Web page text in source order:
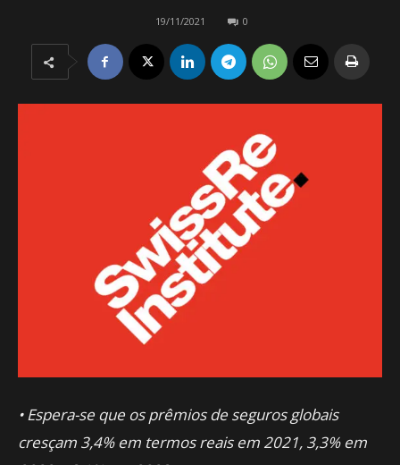
19/11/2021 0
• Espera-se que os prêmios de seguros globais
cresçam 3,4% em termos reais em 2021, 3,3% em